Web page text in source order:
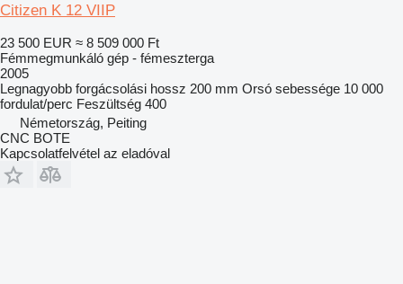
Citizen K 12 VIIP
23 500 EUR ≈ 8 509 000 Ft
Fémmegmunkáló gép - fémeszterga
2005
Legnagyobb forgácsolási hossz 200 mm Orsó sebessége 10 000
fordulat/perc Feszültség 400
Németország, Peiting
CNC BOTE
Kapcsolatfelvétel az eladóval